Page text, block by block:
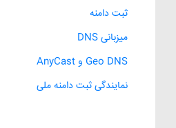
ثبت دامنه
میزبانی DNS
Geo DNS و AnyCast
نمایندگی ثبت دامنه ملی